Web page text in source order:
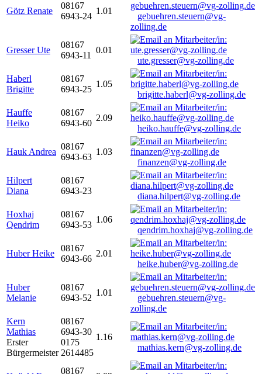
Götz Renate
08167
6943-24
1.01
gebuehren.steuern@vg-
zolling.de
Gresser Ute
08167
6943-11
0.01
ute.gresser@vg-zolling.de
Haberl
Brigitte
08167
6943-25
1.05
brigitte.haberl@vg-zolling.de
Hauffe
Heiko
08167
6943-60
2.09
heiko.hauffe@vg-zolling.de
Hauk Andrea
08167
6943-63
1.03
finanzen@vg-zolling.de
Hilpert
Diana
08167
6943-23
diana.hilpert@vg-zolling.de
Hoxhaj
Qendrim
08167
6943-53
1.06
qendrim.hoxhaj@vg-zolling.de
Huber Heike
08167
6943-66
2.01
heike.huber@vg-zolling.de
Huber
Melanie
08167
6943-52
1.01
gebuehren.steuern@vg-
zolling.de
Kern
Mathias
Erster
Bürgermeister
08167
6943-30
0175
2614485
1.16
mathias.kern@vg-zolling.de
08167